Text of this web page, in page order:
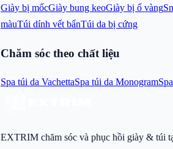
Giày bị mốcGiày bung keoGiày bị ố vàng
màuTúi dính vết bẩnTúi da bị cứng
Chăm sóc theo chất liệu
Spa túi da VachettaSpa túi da Monogram
EXTRIM chăm sóc và phục hồi giày & túi